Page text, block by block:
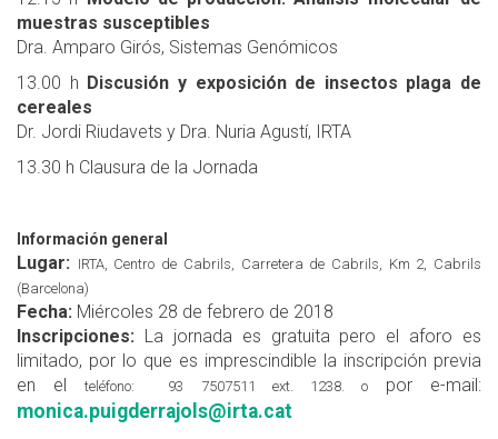
muestras susceptibles
Dra. Amparo Girós, Sistemas Genómicos
13.00 h Discusión y exposición de insectos plaga de
cereales
Dr. Jordi Riudavets y Dra. Nuria Agustí, IRTA
13.30 h Clausura de la Jornada
Información general
Lugar: IRTA, Centro de Cabrils, Carretera de Cabrils, Km 2, Cabrils
(Barcelona)
Fecha: Miércoles 28 de febrero de 2018
Inscripciones: La jornada es gratuita pero el aforo es
limitado, por lo que es imprescindible la inscripción previa
en el teléfono: 93 7507511 ext. 1238. o por e-mail:
monica.puigderrajols@irta.cat